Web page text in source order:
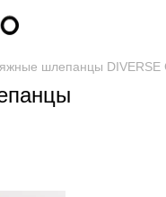
шлепанцы DIVERSE